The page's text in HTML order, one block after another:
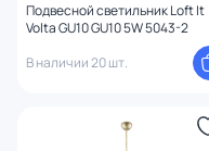
Подвесной светильник Loft It
Volta GU10 GU10 5W 5043-2
В наличии 20 шт.